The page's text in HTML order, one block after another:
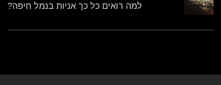
למה רואים כל כך אניות בנמל חיפה?